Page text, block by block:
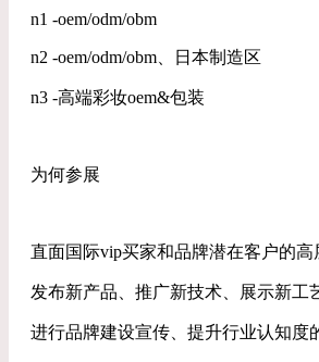
n1 -oem/odm/obm
n2 -oem/odm/obm、日本制造区
n3 -高端彩妆oem&包装
为何参展
直面国际vip买家和品牌潜在客户的高
发布新产品、推广新技术、展示新工
进行品牌建设宣传、提升行业认知度